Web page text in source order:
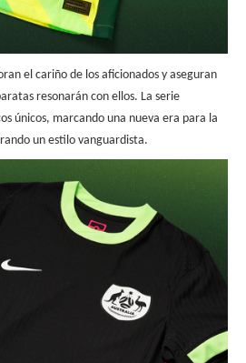
el cariño de los aficionados y aseguran
resonarán con ellos. La serie
únicos, marcando una nueva era para la
un estilo vanguardista.